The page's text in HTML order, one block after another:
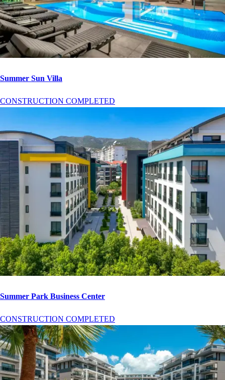
Summer Sun Villa
CONSTRUCTION COMPLETED
Summer Park Business Center
CONSTRUCTION COMPLETED